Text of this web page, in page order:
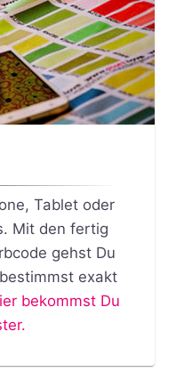
Tablet oder
Mit den fertig
gehst Du
exakt
bekommst Du